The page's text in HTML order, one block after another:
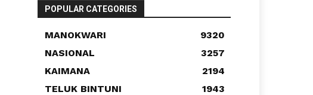
POPULAR CATEGORIES
MANOKWARI
9320
NASIONAL
3257
KAIMANA
2194
TELUK BINTUNI
1943